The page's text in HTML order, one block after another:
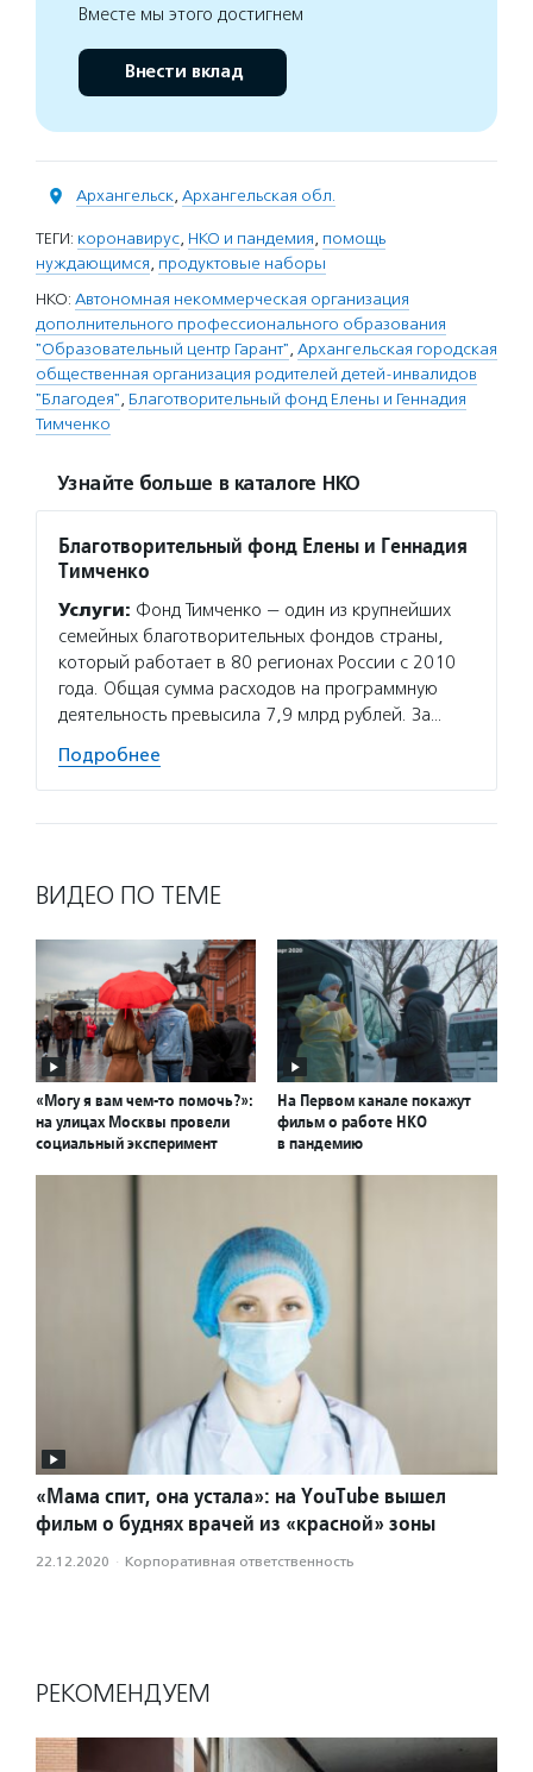
Вместе мы этого достигнем
Внести вклад
Архангельск, Архангельская обл.
ТЕГИ: коронавирус, НКО и пандемия, помощь
нуждающимся, продуктовые наборы
НКО: Автономная некоммерческая организация
дополнительного профессионального образования
"Образовательный центр Гарант", Архангельская городская
общественная организация родителей детей-инвалидов
"Благодея", Благотворительный фонд Елены и Геннадия
Тимченко
Узнайте больше в каталоге НКО
Благотворительный фонд Елены и Геннадия
Тимченко
Услуги: Фонд Тимченко — один из крупнейших
семейных благотворительных фондов страны,
который работает в 80 регионах России с 2010
года. Общая сумма расходов на программную
деятельность превысила 7,9 млрд рублей. За…
Подробнее
ВИДЕО ПО ТЕМЕ
«Могу я вам чем-то помочь?»:
на улицах Москвы провели
социальный эксперимент
На Первом канале покажут
фильм о работе НКО
в пандемию
«Мама спит, она устала»: на YouTube вышел
фильм о буднях врачей из «красной» зоны
22.12.2020 · Корпоративная ответственность
РЕКОМЕНДУЕМ